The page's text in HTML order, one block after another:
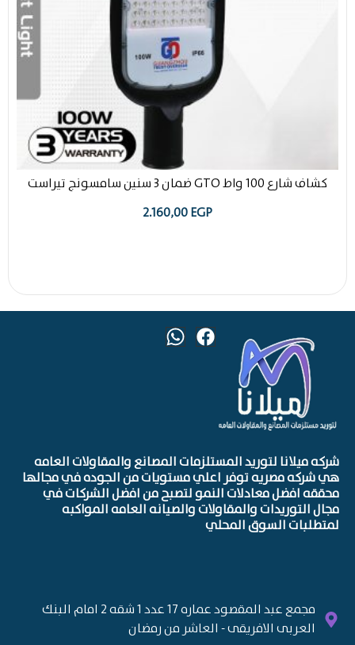
كشاف شارع 100 واط GTO ضمان 3 سنين سامسونج تيراست
2.160,00EGP
شركه ميلانا لتوريد المستلزمات المصانع والمقاولات العامه
هي شركه مصريه توفر اعلي مستويات من الجوده في مجالها
محققه افضل معادلات النمو لتصبح من افضل الشركات في
مجال التوريدات والمقاولات والصيانه العامه المواكبه
لمتطلبات السوق المحلي
مجمع عبد المقصود عماره 17 عدد 1 شقه 2 امام البنك
العربى الافريقى - العاشر من رمضان